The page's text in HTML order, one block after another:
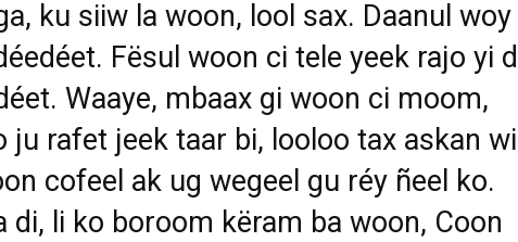
ku siiw la woon, lool sax. Daanul woy
Fësul woon ci tele yeek rajo yi
Waaye, mbaax gi woon ci moom,
ju rafet jeek taar bi, looloo tax askan wi
cofeel ak ug wegeel gu réy ñeel ko.
di, li ko boroom këram ba woon, Coon